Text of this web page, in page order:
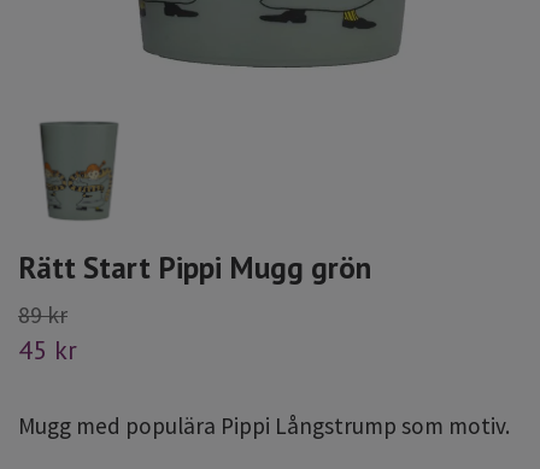
Rätt Start Pippi Mugg grön
89 kr
45 kr
Mugg med populära Pippi Långstrump som motiv.